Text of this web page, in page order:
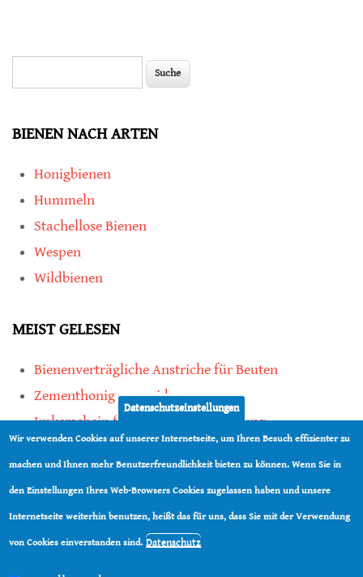
BIENEN NACH ARTEN
Honigbienen
Hummeln
Stachellose Bienen
Wespen
Wildbienen
MEIST GELESEN
Bienenverträgliche Anstriche für Beuten
Zementhonig vermeiden
Imkerschein für Honigbienen-Haltung
Kauf von Mittelwänden ist Vertrauenssache
teilen
Datenschutzeinstellungen
Wir verwenden Cookies auf unserer Internetseite, um Ihren Besuch effizienter zu
machen und Ihnen mehr Benutzerfreundlichkeit bieten zu können. Wenn Sie in
den Einstellungen Ihres Web-Browsers Cookies zugelassen haben und unsere
Internetseite weiterhin benutzen, heißt das für uns, dass Sie mit der Verwendung
von Cookies einverstanden sind. Datenschutz